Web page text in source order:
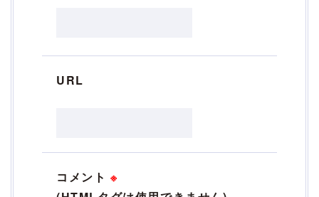
URL
コメント ※